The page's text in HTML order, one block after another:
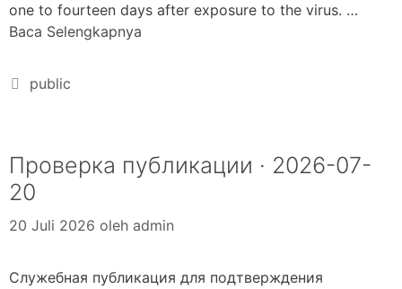
one to fourteen days after exposure to the virus. …
Baca Selengkapnya
public
Проверка публикации · 2026-07-
20
20 Juli 2026 oleh admin
Служебная публикация для подтверждения